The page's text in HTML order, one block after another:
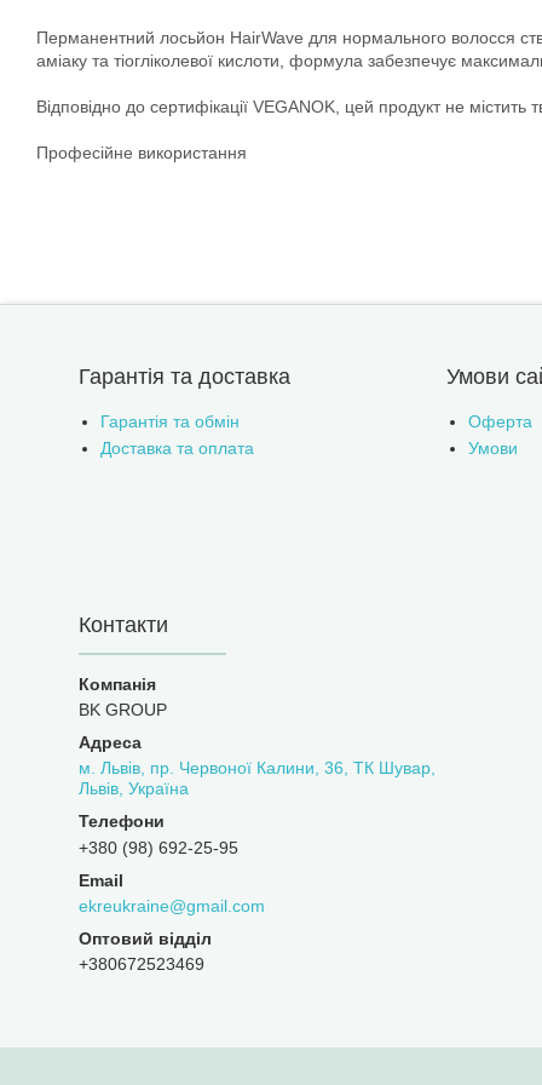
Перманентний лосьйон HairWave для нормального волосся
аміаку та тіогліколевої кислоти, формула забезпечує
Відповідно до сертифікації VEGANOK, цей продукт не містить
Професійне використання
Гарантія та доставка
Гарантія та обмін
Доставка та оплата
Умови
Оферта
Умови
Контакти
BK GROUP
м. Львів, пр. Червоної Калини, 36, ТК Шувар,
Львів, Україна
+380 (98) 692-25-95
ekreukraine@gmail.com
Оптовий відділ
+380672523469